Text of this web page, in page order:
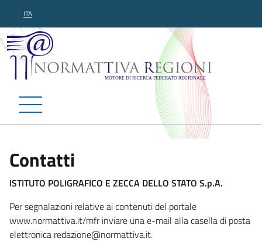
ITA
Normattiva Regioni -
Contatti
ISTITUTO POLIGRAFICO E ZECCA DELLO STATO S.p.A.
Per segnalazioni relative ai contenuti del portale
www.normattiva.it/mfr inviare una e-mail alla casella di posta
elettronica redazione@normattiva.it.